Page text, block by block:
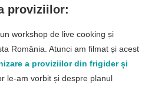
proviziilor:
workshop de live cooking și
România. Atunci am filmat și acest
a proviziilor din frigider și
le-am vorbit și despre planul